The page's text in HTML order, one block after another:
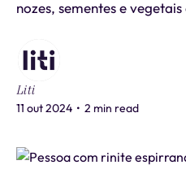
nozes, sementes e
Liti
11 out 2024 • 2 min read